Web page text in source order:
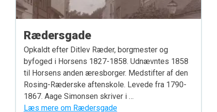
Rædersgade
Opkaldt efter Ditlev Ræder, borgmester og
byfoged i Horsens 1827-1858. Udnævntes 1858
til Horsens anden æresborger. Medstifter af den
Rosing-Ræderske aftenskole. Levede fra 1790-
1867. Aage Simonsen skriver i …
Læs mere om Rædersgade